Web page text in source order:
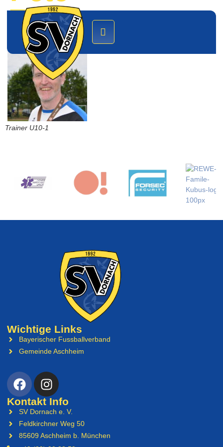
Thompson
Trainer U10-1
Wichtige Links
Bayerischer Fussballverband
Gemeinde Aschheim
Kontakt Info
SV Dornach e. V.
Feldkirchner Weg 50
85609 Aschheim b. München